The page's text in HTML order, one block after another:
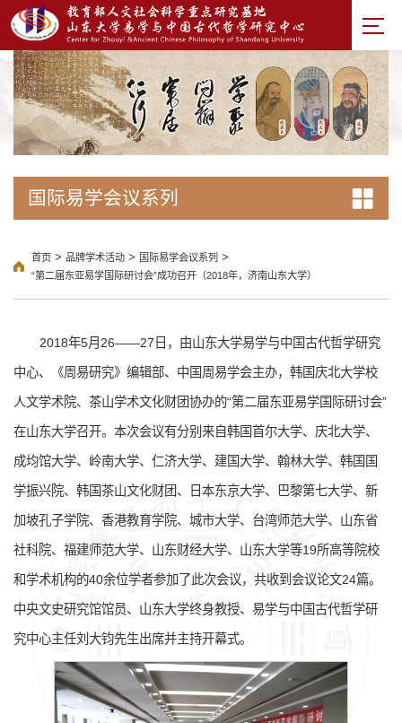
国际易学会议系列
首页 > 品牌学术活动 > 国际易学会议系列 >
“第二届东亚易学国际研讨会”成功召开（2018年，济南山东大学）
2018年5月26——27日，由山东大学易学与中国古代哲学研究
中心、《周易研究》编辑部、中国周易学会主办，韩国庆北大学校
人文学术院、茶山学术文化财团协办的“第二届东亚易学国际研讨会”
在山东大学召开。本次会议有分别来自韩国首尔大学、庆北大学、
成均馆大学、岭南大学、仁济大学、建国大学、翰林大学、韩国国
学振兴院、韩国茶山文化财团、日本东京大学、巴黎第七大学、新
加坡孔子学院、香港教育学院、城市大学、台湾师范大学、山东省
社科院、福建师范大学、山东财经大学、山东大学等19所高等院校
和学术机构的40余位学者参加了此次会议，共收到会议论文24篇。
中央文史研究馆馆员、山东大学终身教授、易学与中国古代哲学研
究中心主任刘大钧先生出席并主持开幕式。